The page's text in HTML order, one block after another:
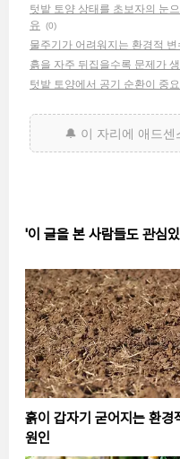
텃밭 토양 상태를 초보자의 눈
유
(0)
물주기가 어려워지는 환경적 변
흙을 자주 뒤집을수록 문제가
텃밭 토양에서 공기 순환이 중
'이 글을 본 사람들도 관심
흙이 갑자기 굳어지는 환경
원인